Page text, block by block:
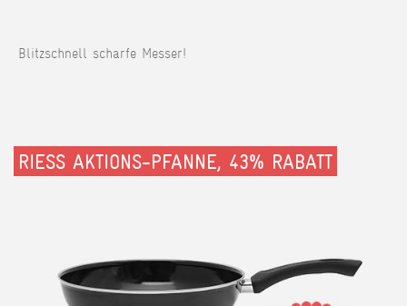
Blitzschnell scharfe Messer!
RIESS AKTIONS-PFANNE, 43% RABATT